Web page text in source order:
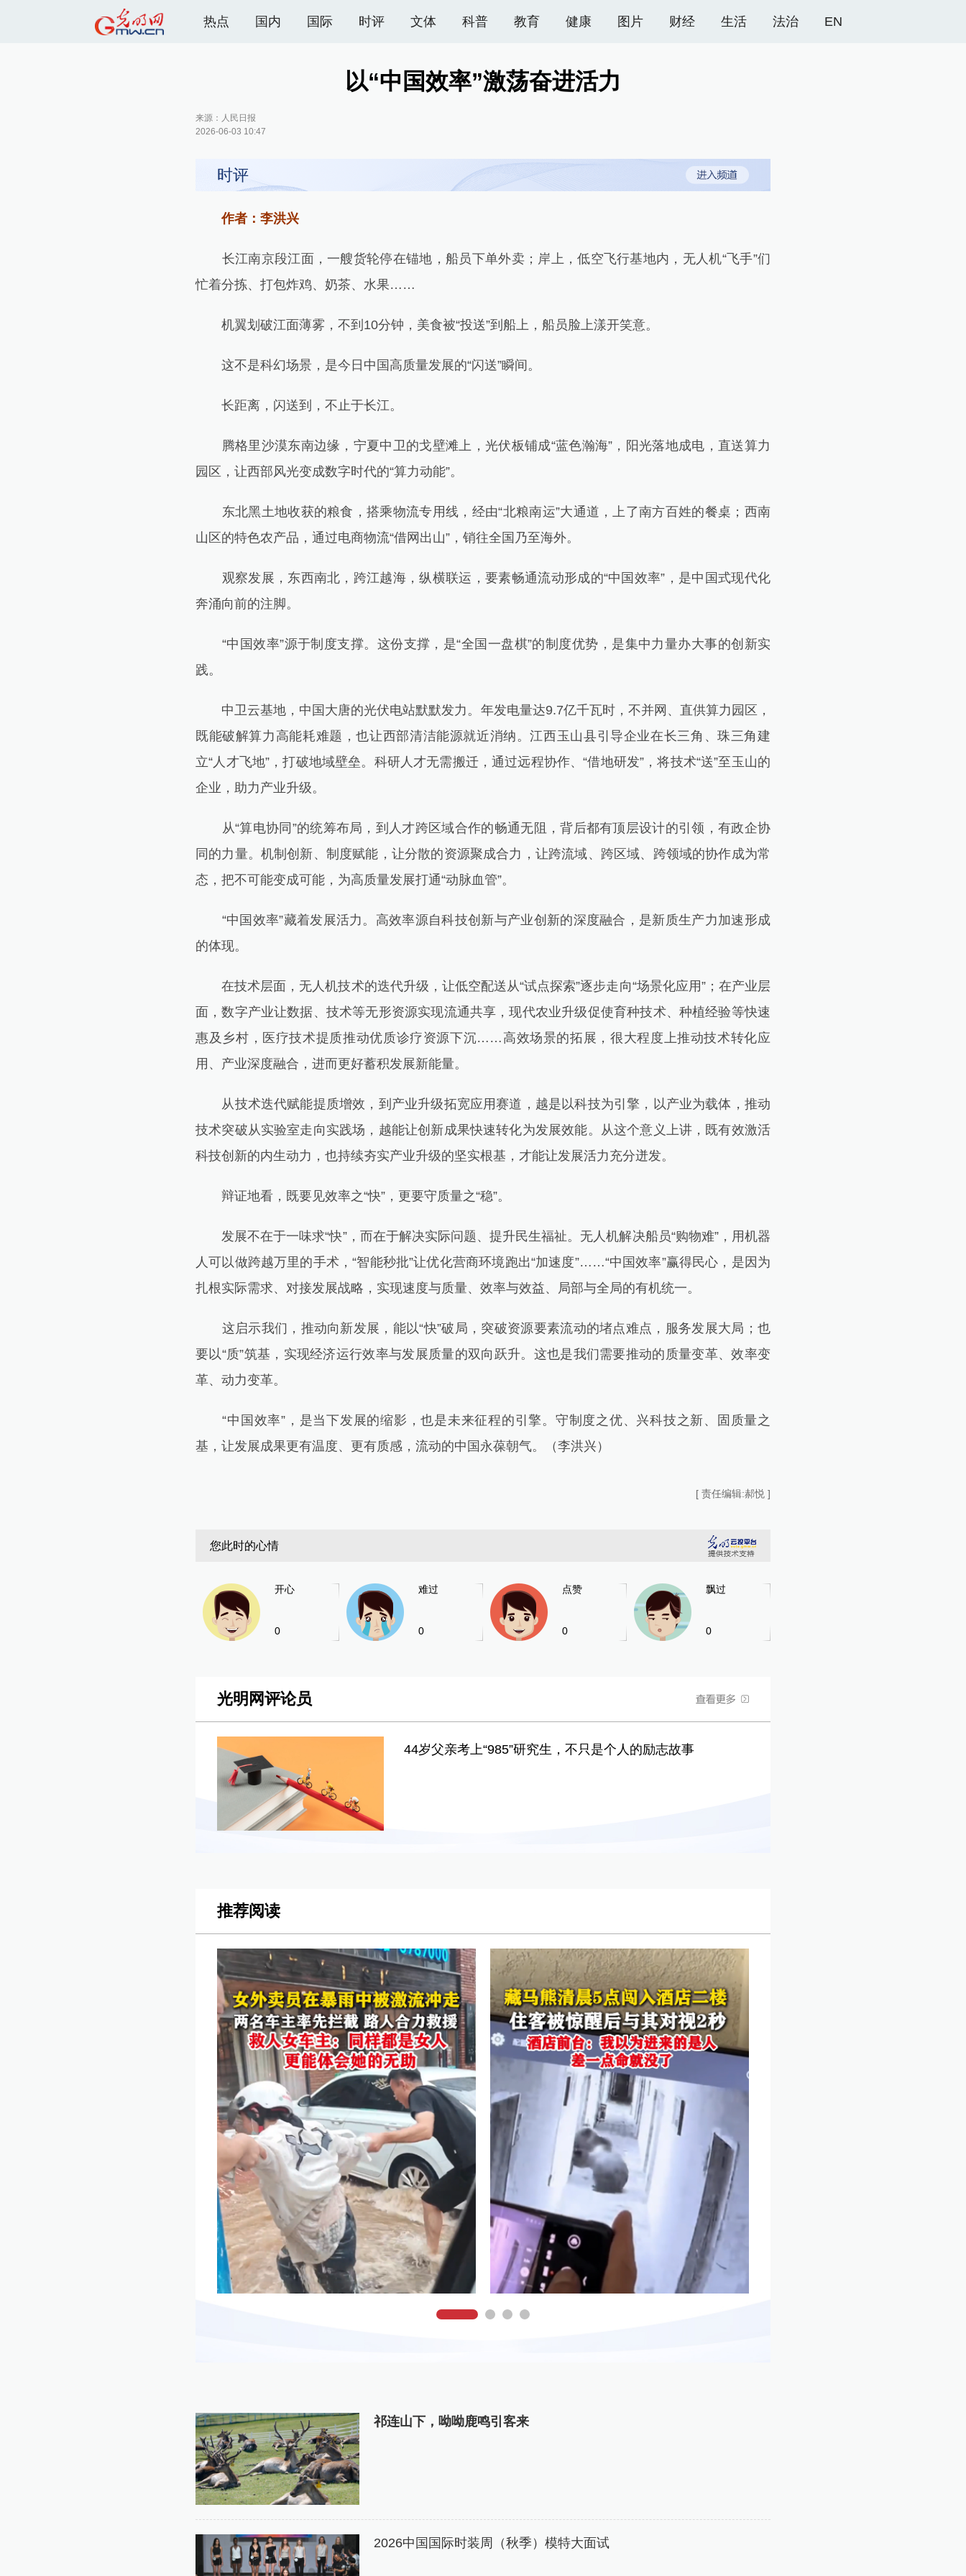
热点 国内 国际 时评 文体 科普 教育 健康 图片 财经 生活 法治 EN
以“中国效率”激荡奋进活力
来源： 人民日报
2026-06-03 10:47
时评
作者：李洪兴
长江南京段江面，一艘货轮停在锚地，船员下单外卖；岸上，低空飞行基地内，无人机“飞手”们
忙着分拣、打包炸鸡、奶茶、水果……
机翼划破江面薄雾，不到10分钟，美食被“投送”到船上，船员脸上漾开笑意。
这不是科幻场景，是今日中国高质量发展的“闪送”瞬间。
长距离，闪送到，不止于长江。
腾格里沙漠东南边缘，宁夏中卫的戈壁滩上，光伏板铺成“蓝色瀚海”，阳光落地成电，直送算力
园区，让西部风光变成数字时代的“算力动能”。
东北黑土地收获的粮食，搭乘物流专用线，经由“北粮南运”大通道，上了南方百姓的餐桌；西南
山区的特色农产品，通过电商物流“借网出山”，销往全国乃至海外。
观察发展，东西南北，跨江越海，纵横联运，要素畅通流动形成的“中国效率”，是中国式现代化
奔涌向前的注脚。
“中国效率”源于制度支撑。这份支撑，是“全国一盘棋”的制度优势，是集中力量办大事的创新实
践。
中卫云基地，中国大唐的光伏电站默默发力。年发电量达9.7亿千瓦时，不并网、直供算力园区，
既能破解算力高能耗难题，也让西部清洁能源就近消纳。江西玉山县引导企业在长三角、珠三角建
立“人才飞地”，打破地域壁垒。科研人才无需搬迁，通过远程协作、“借地研发”，将技术“送”至玉山的
企业，助力产业升级。
从“算电协同”的统筹布局，到人才跨区域合作的畅通无阻，背后都有顶层设计的引领，有政企协
同的力量。机制创新、制度赋能，让分散的资源聚成合力，让跨流域、跨区域、跨领域的协作成为常
态，把不可能变成可能，为高质量发展打通“动脉血管”。
“中国效率”藏着发展活力。高效率源自科技创新与产业创新的深度融合，是新质生产力加速形成
的体现。
在技术层面，无人机技术的迭代升级，让低空配送从“试点探索”逐步走向“场景化应用”；在产业层
面，数字产业让数据、技术等无形资源实现流通共享，现代农业升级促使育种技术、种植经验等快速
惠及乡村，医疗技术提质推动优质诊疗资源下沉……高效场景的拓展，很大程度上推动技术转化应
用、产业深度融合，进而更好蓄积发展新能量。
从技术迭代赋能提质增效，到产业升级拓宽应用赛道，越是以科技为引擎，以产业为载体，推动
技术突破从实验室走向实践场，越能让创新成果快速转化为发展效能。从这个意义上讲，既有效激活
科技创新的内生动力，也持续夯实产业升级的坚实根基，才能让发展活力充分迸发。
辩证地看，既要见效率之“快”，更要守质量之“稳”。
发展不在于一味求“快”，而在于解决实际问题、提升民生福祉。无人机解决船员“购物难”，用机器
人可以做跨越万里的手术，“智能秒批”让优化营商环境跑出“加速度”……“中国效率”赢得民心，是因为
扎根实际需求、对接发展战略，实现速度与质量、效率与效益、局部与全局的有机统一。
这启示我们，推动向新发展，能以“快”破局，突破资源要素流动的堵点难点，服务发展大局；也
要以“质”筑基，实现经济运行效率与发展质量的双向跃升。这也是我们需要推动的质量变革、效率变
革、动力变革。
“中国效率”，是当下发展的缩影，也是未来征程的引擎。守制度之优、兴科技之新、固质量之
基，让发展成果更有温度、更有质感，流动的中国永葆朝气。（李洪兴）
[ 责任编辑:郝悦 ]
您此时的心情
开心
0
难过
0
点赞
0
飘过
0
光明网评论员
44岁父亲考上“985”研究生，不只是个人的励志故事
推荐阅读
祁连山下，呦呦鹿鸣引客来
2026中国国际时装周（秋季）模特大面试